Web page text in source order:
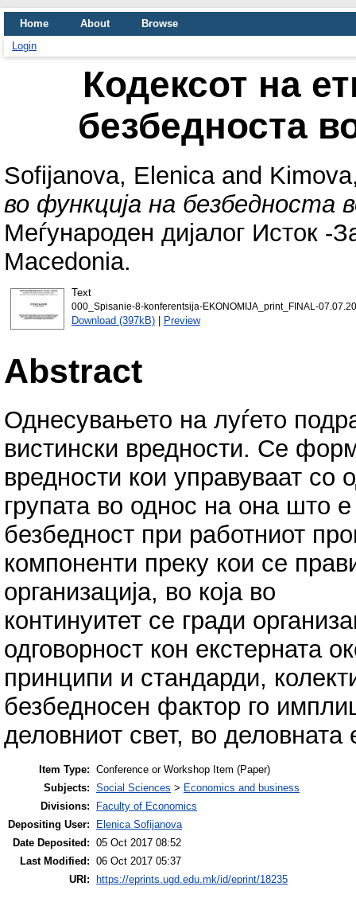
Home About
Browse
Login
Кодексот на
безбедноста
Sofijanova, Elenicaand
во функција на безбедноста
Меѓународен дијалог Исток
Macedonia.
Text
000_Spisanie-8-konferentsija-EKONOMIJA_print_FINAL-
Download (397kB)| Preview
Abstract
Однесувањето на луѓето
вистински вредности. Се
вредности кои управуваат
групата во однос на она што
безбедност при работниот
компоненти преку кои се
организација, во која во
континуитет се гради
одговорност кон екстерната
принципи и стандарди,
безбедносен фактор го
деловниот свет, во деловната
Item Type: Conference or Workshop Item (Paper)
Subjects: Social Sciences > Economics and business
Divisions:
Faculty of Economics
Depositing User:
Elenica Sofijanova
Date Deposited: 05 Oct 2017 08:52
Last Modified: 06 Oct 2017 05:37
URI:
https://eprints.ugd.edu.mk/id/eprint/18235